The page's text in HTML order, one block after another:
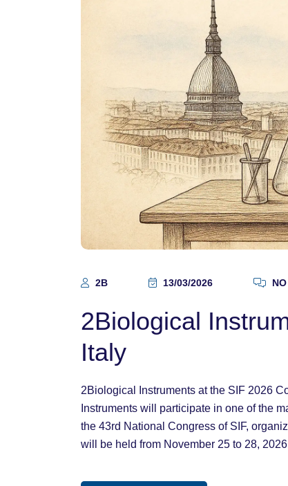
2B 13/03/2026
2Biological
Italy
2Biological Instruments at the SIF 2026
Instruments will participate in one of the
the 43rd National Congress of SIF,
will be held from November 25 to 28,